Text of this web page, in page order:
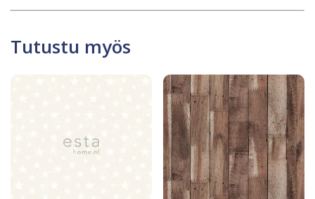
Tutustu myös